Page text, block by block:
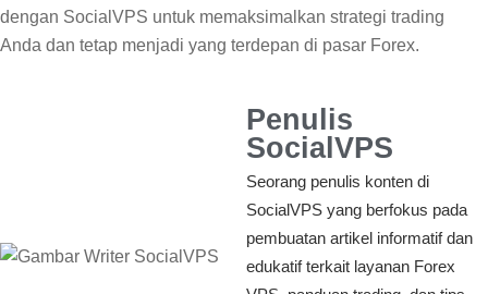
dengan SocialVPS untuk memaksimalkan strategi trading
Anda dan tetap menjadi yang terdepan di pasar Forex.
Penulis
SocialVPS
Seorang penulis konten di
SocialVPS yang berfokus pada
pembuatan artikel informatif dan
edukatif terkait layanan Forex